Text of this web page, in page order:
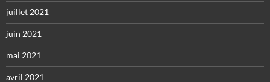
juillet 2021
juin 2021
mai 2021
avril 2021